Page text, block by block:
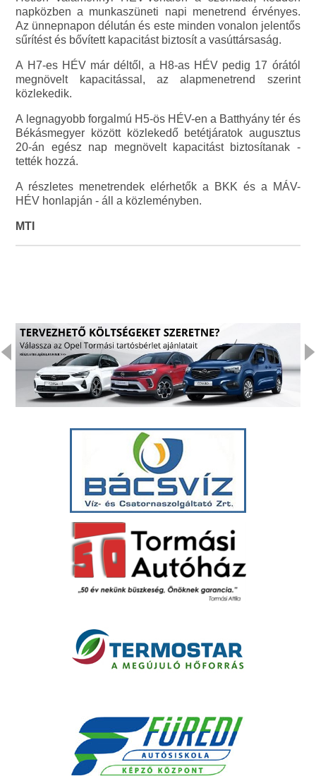
napközben a munkaszüneti napi menetrend érvényes.
Az ünnepnapon délután és este minden vonalon jelentős
sűrítést és bővített kapacitást biztosít a vasúttársaság.
A H7-es HÉV már déltől, a H8-as HÉV pedig 17 órától
megnövelt kapacitással, az alapmenetrend szerint
közlekedik.
A legnagyobb forgalmú H5-ös HÉV-en a Batthyány tér és
Békásmegyer között közlekedő betétjáratok augusztus
20-án egész nap megnövelt kapacitást biztosítanak -
tették hozzá.
A részletes menetrendek elérhetők a BKK és a MÁV-
HÉV honlapján - áll a közleményben.
MTI